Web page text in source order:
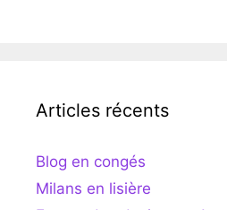
Articles récents
Blog en congés
Milans en lisière